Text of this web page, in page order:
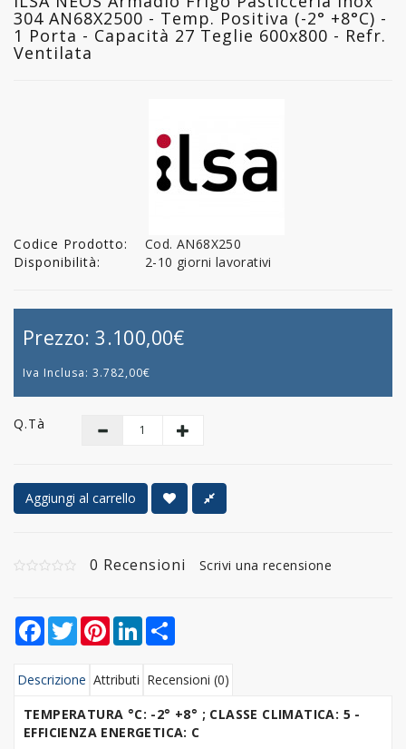
304 AN68X2500 - Temp. Positiva (-2° +8°C) -
1 Porta - Capacità 27 Teglie 600x800 - Refr.
Ventilata
Codice Prodotto:
Cod. AN68X250
Disponibilità:
2-10 giorni lavorativi
Prezzo:3.100,00€
Iva Inclusa: 3.782,00€
Q.tà
Aggiungi al carrello
0 Recensioni Scrivi una recensione
Facebook
TwitterPinterestLinkedIn
Descrizione Attributi Recensioni (0)
TEMPERATURA °C: -2° +8° ; CLASSE CLIMATICA: 5 -
EFFICIENZA ENERGETICA: C